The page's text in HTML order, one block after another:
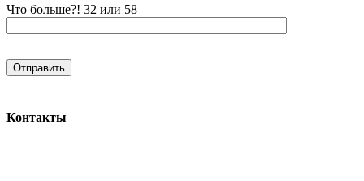
Что больше?! 32 или 58
Контакты